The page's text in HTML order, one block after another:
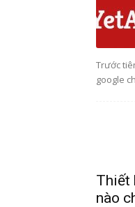
Trước
google
Thiết
nào